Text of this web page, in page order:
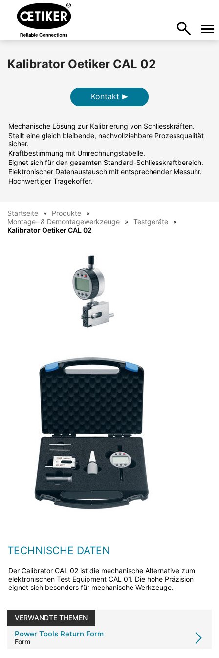
Kalibrator Oetiker CAL 02
Kontakt
Mechanische Lösung zur Kalibrierung von Schliesskräften.
Stellt eine gleich bleibende, nachvollziehbare Prozessqualität
sicher.
Kraftbestimmung mit Umrechnungstabelle.
Eignet sich für den gesamten Standard-Schliesskraftbereich.
Elektronischer Datenaustausch mit entsprechender Messuhr.
Hochwertiger Tragekoffer.
Startseite
Produkte
Montage- & Demontagewerkzeuge
Testgeräte
Kalibrator Oetiker CAL 02
TECHNISCHE DATEN
Der Calibrator CAL 02 ist die mechanische Alternative zum
elektronischen Test Equipment CAL 01. Die hohe Präzision
eignet sich besonders für mechanische Werkzeuge.
VERWANDTE THEMEN
Power Tools Return Form
Form